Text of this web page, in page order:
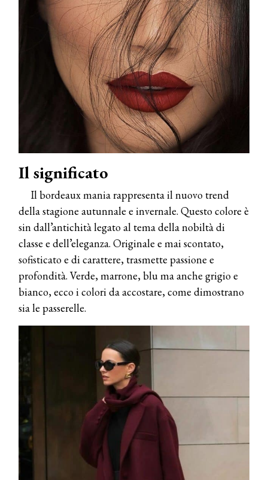
Il significato
Il bordeaux mania rappresenta il nuovo trend
della stagione autunnale e invernale. Questo colore è
sin dall’antichità legato al tema della nobiltà di
classe e dell’eleganza. Originale e mai scontato,
sofisticato e di carattere, trasmette passione e
profondità. Verde, marrone, blu ma anche grigio e
bianco, ecco i colori da accostare, come dimostrano
sia le passerelle.